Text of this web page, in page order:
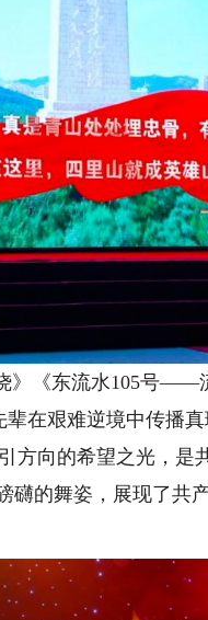
《东流水105号——
在艰难逆境中传播
方向的希望之光，是
礴的舞姿，展现了共